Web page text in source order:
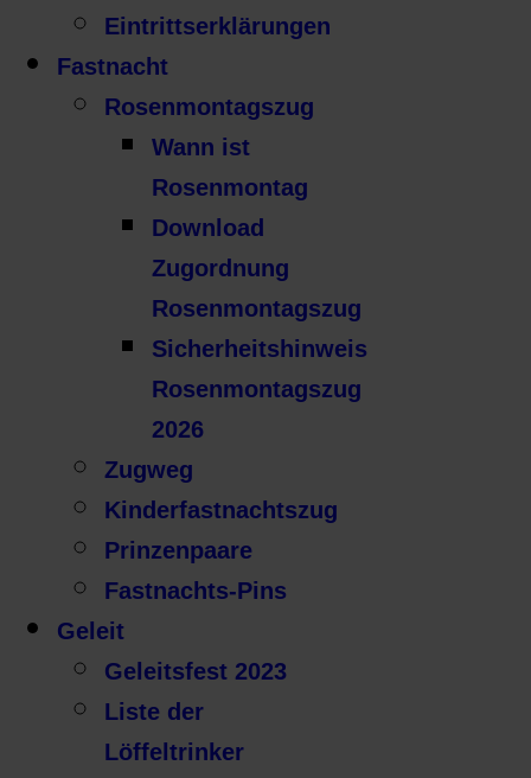
Eintrittserklärungen
Fastnacht
Rosenmontagszug
Wann ist
Rosenmontag
Download
Zugordnung
Rosenmontagszug
Sicherheitshinweis
Rosenmontagszug
2026
Zugweg
Kinderfastnachtszug
Prinzenpaare
Fastnachts-Pins
Geleit
Geleitsfest 2023
Liste der
Löffeltrinker